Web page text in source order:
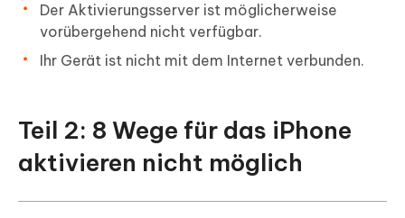
Der Aktivierungsserver ist möglicherweise
vorübergehend nicht verfügbar.
Ihr Gerät ist nicht mit dem Internet verbunden.
Teil 2: 8 Wege für das iPhone
aktivieren nicht möglich